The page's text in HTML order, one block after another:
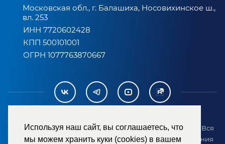
Используя наш сайт, вы соглашаетесь, что
мы можем хранить куки (cookies) в вашем
Московская обл., г. Балашиха, Носовихинское ш.,
вл. 253
ИНН 7720602428
КПП 500101001
ОГРН 1077763870667
2007-2026 © ООО «ТД «РЕМЕЗА». Все права защищены. Вся
информация на сайте размещена в целях предоставления